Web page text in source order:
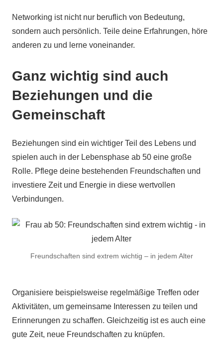
Networking ist nicht nur beruflich von Bedeutung,
sondern auch persönlich. Teile deine Erfahrungen, höre
anderen zu und lerne voneinander.
Ganz wichtig sind auch
Beziehungen und die
Gemeinschaft
Beziehungen sind ein wichtiger Teil des Lebens und
spielen auch in der Lebensphase ab 50 eine große
Rolle. Pflege deine bestehenden Freundschaften und
investiere Zeit und Energie in diese wertvollen
Verbindungen.
Freundschaften sind extrem wichtig – in jedem Alter
Organisiere beispielsweise regelmäßige Treffen oder
Aktivitäten, um gemeinsame Interessen zu teilen und
Erinnerungen zu schaffen. Gleichzeitig ist es auch eine
gute Zeit, neue Freundschaften zu knüpfen.